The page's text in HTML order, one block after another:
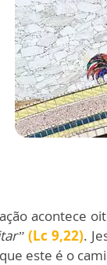
acontece
(Lc 9,22).
este é o